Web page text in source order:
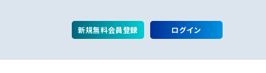
新規無料会員登録 ログイン